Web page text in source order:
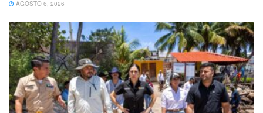
AGOSTO 6, 2026